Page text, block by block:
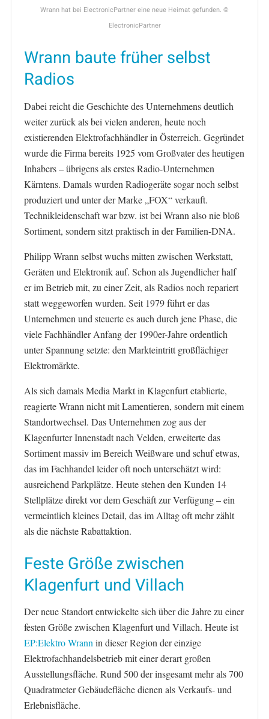
Wrann hat bei ElectronicPartner eine neue Heimat gefunden. ©
ElectronicPartner
Wrann baute früher selbst
Radios
Dabei reicht die Geschichte des Unternehmens deutlich
weiter zurück als bei vielen anderen, heute noch
existierenden Elektrofachhändler in Österreich. Gegründet
wurde die Firma bereits 1925 vom Großvater des heutigen
Inhabers – übrigens als erstes Radio-Unternehmen
Kärntens. Damals wurden Radiogeräte sogar noch selbst
produziert und unter der Marke „FOX“ verkauft.
Technikleidenschaft war bzw. ist bei Wrann also nie bloß
Sortiment, sondern sitzt praktisch in der Familien-DNA.
Philipp Wrann selbst wuchs mitten zwischen Werkstatt,
Geräten und Elektronik auf. Schon als Jugendlicher half
er im Betrieb mit, zu einer Zeit, als Radios noch repariert
statt weggeworfen wurden. Seit 1979 führt er das
Unternehmen und steuerte es auch durch jene Phase, die
viele Fachhändler Anfang der 1990er-Jahre ordentlich
unter Spannung setzte: den Markteintritt großflächiger
Elektromärkte.
Als sich damals Media Markt in Klagenfurt etablierte,
reagierte Wrann nicht mit Lamentieren, sondern mit einem
Standortwechsel. Das Unternehmen zog aus der
Klagenfurter Innenstadt nach Velden, erweiterte das
Sortiment massiv im Bereich Weißware und schuf etwas,
das im Fachhandel leider oft noch unterschätzt wird:
ausreichend Parkplätze. Heute stehen den Kunden 14
Stellplätze direkt vor dem Geschäft zur Verfügung – ein
vermeintlich kleines Detail, das im Alltag oft mehr zählt
als die nächste Rabattaktion.
Feste Größe zwischen
Klagenfurt und Villach
Der neue Standort entwickelte sich über die Jahre zu einer
festen Größe zwischen Klagenfurt und Villach. Heute ist
EP:Elektro Wrannin dieser Region der einzige
Elektrofachhandelsbetrieb mit einer derart großen
Ausstellungsfläche. Rund 500 der insgesamt mehr als 700
Quadratmeter Gebäudefläche dienen als Verkaufs- und
Erlebnisfläche.